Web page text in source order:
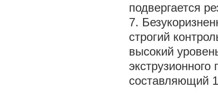
подвергается
7.
строгий
высокий
составляющий